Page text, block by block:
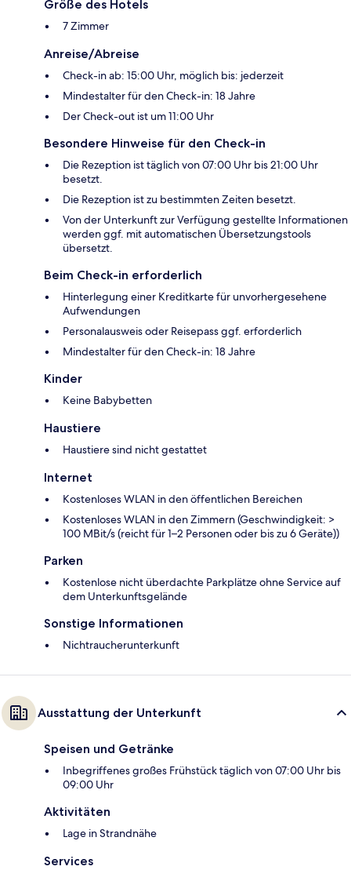
Größe des Hotels
7 Zimmer
Anreise/Abreise
Check-in ab: 15:00 Uhr, möglich bis: jederzeit
Mindestalter für den Check-in: 18 Jahre
Der Check-out ist um 11:00 Uhr
Besondere Hinweise für den Check-in
Die Rezeption ist täglich von 07:00 Uhr bis 21:00 Uhr
besetzt.
Die Rezeption ist zu bestimmten Zeiten besetzt.
Von der Unterkunft zur Verfügung gestellte Informationen
werden ggf. mit automatischen Übersetzungstools
übersetzt.
Beim Check-in erforderlich
Hinterlegung einer Kreditkarte für unvorhergesehene
Aufwendungen
Personalausweis oder Reisepass ggf. erforderlich
Mindestalter für den Check-in: 18 Jahre
Kinder
Keine Babybetten
Haustiere
Haustiere sind nicht gestattet
Internet
Kostenloses WLAN in den öffentlichen Bereichen
Kostenloses WLAN in den Zimmern (Geschwindigkeit: >
100 MBit/s (reicht für 1–2 Personen oder bis zu 6 Geräte))
Parken
Kostenlose nicht überdachte Parkplätze ohne Service auf
dem Unterkunftsgelände
Sonstige Informationen
Nichtraucherunterkunft
Ausstattung der Unterkunft
Speisen und Getränke
Inbegriffenes großes Frühstück täglich von 07:00 Uhr bis
09:00 Uhr
Aktivitäten
Lage in Strandnähe
Services